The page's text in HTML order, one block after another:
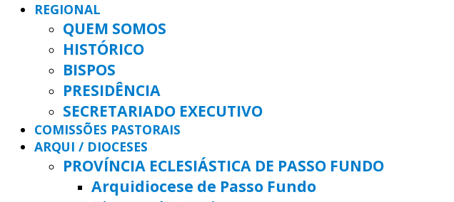
REGIONAL
QUEM SOMOS
HISTÓRICO
BISPOS
PRESIDÊNCIA
SECRETARIADO EXECUTIVO
COMISSÕES PASTORAIS
ARQUI / DIOCESES
PROVÍNCIA ECLESIÁSTICA DE PASSO FUNDO
Arquidiocese de Passo Fundo